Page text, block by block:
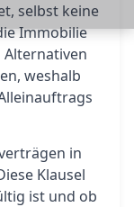
selbst keine
Immobilie
weshalb
in
Klausel
ist und ob